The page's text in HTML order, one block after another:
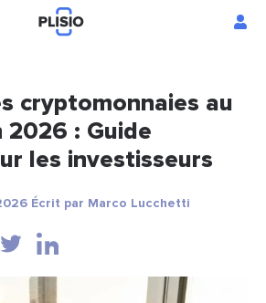
cryptomonnaies au
2026 : Guide
les investisseurs
Écrit par Marco Lucchetti